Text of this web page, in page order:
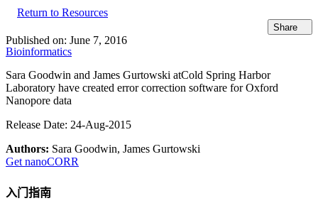
Return to Resources
Share
Published on: June 7, 2016
Bioinformatics
Sara Goodwin and James Gurtowski atCold Spring Harbor
Laboratory have created error correction software for Oxford
Nanopore data
Release Date: 24-Aug-2015
Authors: Sara Goodwin, James Gurtowski
Get nanoCORR
入门指南